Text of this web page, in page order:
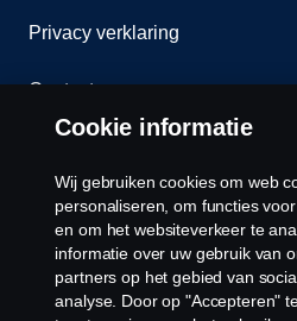
Privacy verklaring
Contact
Cookiebeleid
Cookies
Cookie informatie
Wij gebruiken cookies om web
personaliseren, om functies
en om het websiteverkeer te
informatie over uw gebruik van
partners op het gebied van
analyse. Door op "Accepteren"